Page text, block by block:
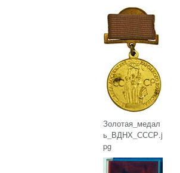
Золотая_медал
ь_ВДНХ_СССР.j
pg